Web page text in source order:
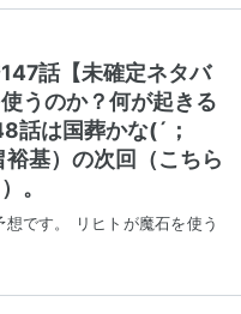
話【未確定ネタバ
うのか？何が起きる
話は国葬かな(´；
基）の次回（こちら
。
です。 リヒトが魔石を使う